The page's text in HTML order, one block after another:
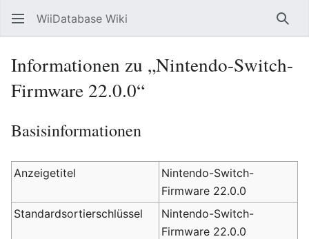
WiiDatabase Wiki
Informationen zu „Nintendo-Switch-
Firmware 22.0.0“
Basisinformationen
Anzeigetitel
Nintendo-Switch-
Firmware 22.0.0
Standardsortierschlüssel
Nintendo-Switch-
Firmware 22.0.0